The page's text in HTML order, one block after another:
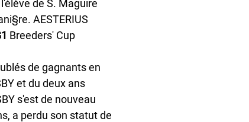
de S. Maguire
AESTERIUS
Breeders' Cup
de gagnants en
et du deux ans
s'est de nouveau
a perdu son statut de